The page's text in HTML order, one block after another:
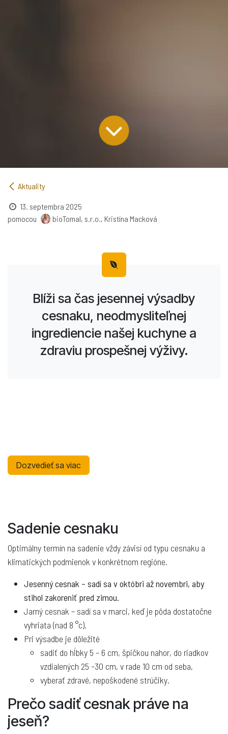
Aktuality
13. septembra 2025
pomocou
bioTomal, s.r.o., Kristína Macková
Blíži sa čas jesennej výsadby
cesnaku, neodmysliteľnej
ingrediencie našej kuchyne a
zdraviu prospešnej výživy.
Dozvedieť sa viac
Sadenie cesnaku
Optimálny termín na sadenie vždy závisí od typu cesnaku a
klimatických podmienok v konkrétnom regióne.
Jesenný cesnak – sadí sa v októbri až novembri, aby
stihol zakoreniť pred zimou.
Jarný cesnak – sadí sa v marci, keď je pôda dostatočne
vyhriata (nad 8 °c).
Pri výsadbe je dôležité
sadiť do hĺbky 5 – 6 cm, špičkou nahor, do riadkov
vzdialených 25 –30 cm, v rade 10 cm od seba,
vyberať zdravé, nepoškodené strúčiky.
Prečo sadiť cesnak práve na
jeseň?